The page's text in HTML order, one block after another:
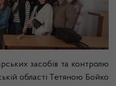
засобів та контролю
області Тетяною Бойко